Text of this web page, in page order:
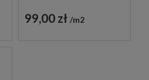
MARMUR
99,00 zł m2